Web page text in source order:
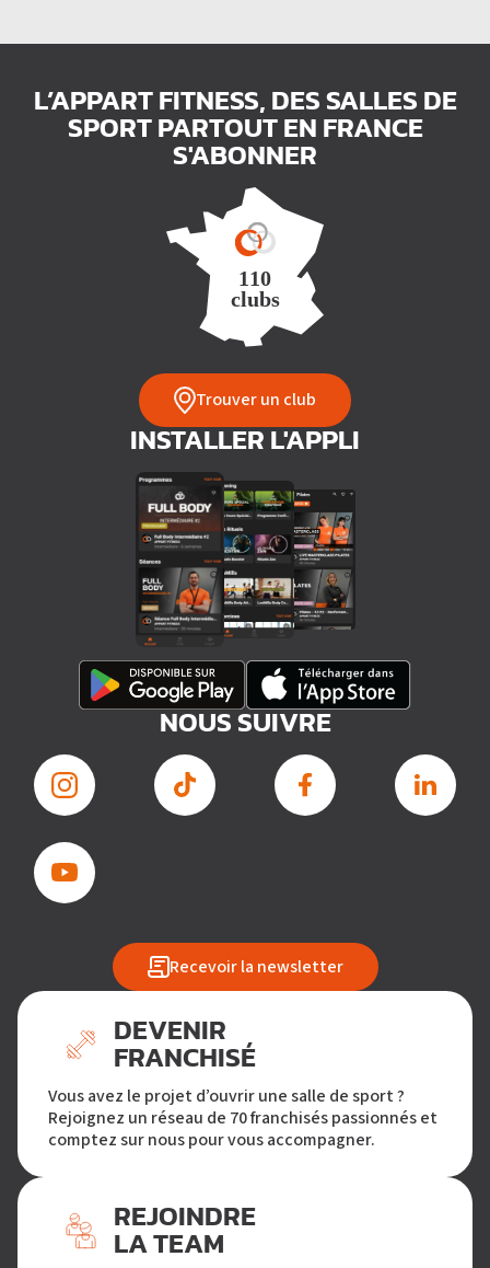
L’APPART FITNESS, DES SALLES DE
SPORT PARTOUT EN FRANCE
S'ABONNER
Trouver un club
INSTALLER L'APPLI
NOUS SUIVRE
Recevoir la newsletter
DEVENIR
FRANCHISÉ
Vous avez le projet d’ouvrir une salle de sport ?
Rejoignez un réseau de 70 franchisés passionnés et
comptez sur nous pour vous accompagner.
REJOINDRE
LA TEAM